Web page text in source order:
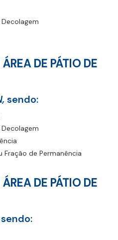
DE PÁTIO DE
sendo:
Fração de Permanência
DE PÁTIO DE
sendo: